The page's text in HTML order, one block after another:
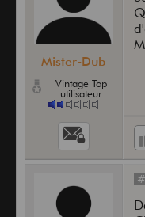
Mister-Dub
Vintage Top
utilisateur